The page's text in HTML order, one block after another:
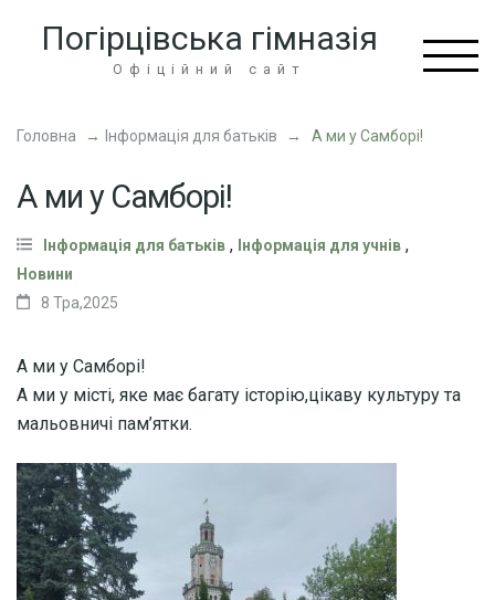
Enter)
Погірцівська гімназія
Офіційний сайт
Головна → Інформація для батьків → А ми у Самборі!
А ми у Самборі!
Інформація для батьків , Інформація для учнів ,
Новини
8 Тра,2025
А ми у Самборі!
А ми у місті, яке має багату історію,цікаву культуру та
мальовничі пам’ятки.